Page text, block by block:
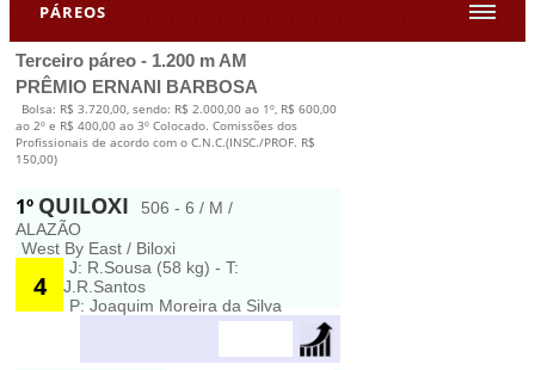
PÁREOS
Terceiro páreo - 1.200 m AM
PRÊMIO ERNANI BARBOSA
Bolsa: R$ 3.720,00, sendo: R$ 2.000,00 ao 1º, R$ 600,00
ao 2º e R$ 400,00 ao 3º Colocado. Comissões dos
Profissionais de acordo com o C.N.C.(INSC./PROF. R$
150,00)
1º QUILOXI
506 - 6 / M /
ALAZÃO
West By East / Biloxi
4
J: R.Sousa (58 kg) - T:
J.R.Santos
P: Joaquim Moreira da Silva